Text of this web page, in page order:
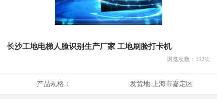
长沙工地电梯人脸识别生产厂家 工地刷脸打卡机
浏览次数： 312次
产品规格： 发货地:上海市嘉定区